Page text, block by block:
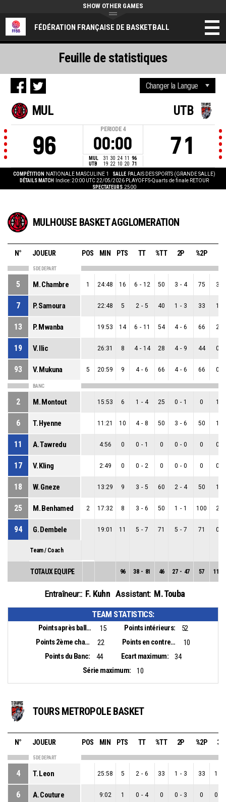
FÉDÉRATION FRANÇAISE DE BASKETBALL
SHOW OTHER GAMES
MUL
96
PERIODE 4
00:00
MUL 31 30 24 11 96
UTB
19 22 10 20 71
UTB
71
COMPÉTITION NATIONALE MASCULINE 1 SALLE PALAIS DES SPORTS (GRANDE SALLE)
DÉTAILS MATCH
Indice: 20:00 UTC 22/05/2026 PLAYOFFS-Quarts de finale RETOUR
SPECTATEURS 2500
Feuille de statistiques
MULHOUSE BASKET AGGLOMERATION
N° JOUEUR POS MIN PTS TT %TT 2P %2P
5 DE DEPART
5 M. Chambre 1 24:48 16 6 - 12 50 3 - 4 75 3
7 P. Samoura 22:48 5 2 - 5 40 1 - 3 33 1
13 P. Mwanba 19:53 14 6 - 11 54 4 - 6 66 2
19 V. Ilic 26:31 8 4 - 14 28 4 - 9 44 0
93 V. Mukuna 5 20:59 9 4 - 6 66 4 - 6 66 0
BANC
2 M. Montout 15:53 6 1 - 4 25 0 - 1 0 1
6 T. Hyenne 11:21 10 4 - 8 50 3 - 6 50 1
11 A. Tawredu 4:56 0 0 - 1 0 0 - 0 0 0
17 V. Kling 2:49 0 0 - 2 0 0 - 0 0 0
18 W. Gneze 13:29 9 3 - 5 60 2 - 4 50 1
25 M. Benhamed 2 17:32 8 3 - 6 50 1 - 1 100 2
94 G. Dembele 19:01 11 5 - 7 71 5 - 7 71 0
Team / Coach
TOTAUX EQUIPE 96 38 - 81 46 27 - 47 57 11
Entraîneur:: F. Kuhn Assistant: M. Touba
TEAM STATISTICS:
Points après balles perdues: 15 Points intérieurs:
52
Points 2ème chance:
22 Points en contre-attaque:
10
Points du Banc:
44 Ecart maximum:
34
Série maximum:
10
TOURS METROPOLE BASKET
N° JOUEUR POS MIN PTS TT %TT 2P %2P 3P
5 DE DEPART
4 T. Leon 25:58 5 2 - 6 33 1 - 3 33 1
6 A. Couture 9:02 1 0 - 4 0 0 - 3 0 0